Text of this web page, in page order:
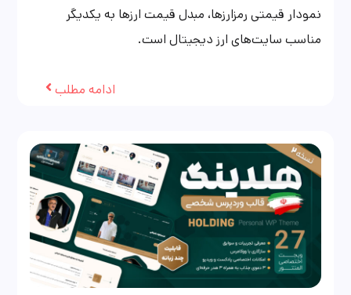
نمودار قیمتی رمزارزها، مبدل قیمت ارزها به یکدیگر
مناسب سایت‌های ارز دیجیتال است.
ادامه مطلب